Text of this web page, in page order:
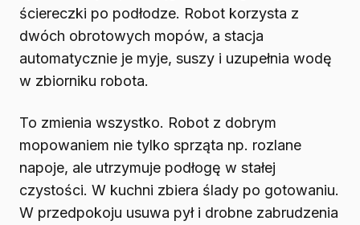
ściereczki po podłodze. Robot korzysta z
dwóch obrotowych mopów, a stacja
automatycznie je myje, suszy i uzupełnia wodę
w zbiorniku robota.
To zmienia wszystko. Robot z dobrym
mopowaniem nie tylko sprząta np. rozlane
napoje, ale utrzymuje podłogę w stałej
czystości. W kuchni zbiera ślady po gotowaniu.
W przedpokoju usuwa pył i drobne zabrudzenia